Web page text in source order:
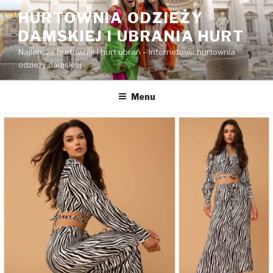
Przejdź
do
treści
HURTOWNIA ODZIEŻY
DAMSKIEJ I UBRANIA HURT
Najlepsze hurtownie i hurt ubrań – Internetowa hurtownia
odzieży damskiej
Menu